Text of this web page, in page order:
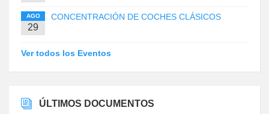
AGO
29
CONCENTRACIÓN DE COCHES CLÁSICOS
Ver todos los Eventos
ÚLTIMOS DOCUMENTOS